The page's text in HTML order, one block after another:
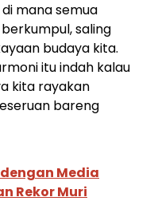
mana semua
saling
budaya kita.
itu indah kalau
kita rayakan
bareng
Media
Rekor Muri